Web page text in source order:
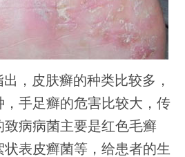
，皮肤癣的种类比较多，
手足癣的危害比较大，传
病病菌主要是红色毛癣
表皮癣菌等，给患者的生